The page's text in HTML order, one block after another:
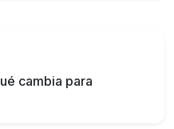
cambia para